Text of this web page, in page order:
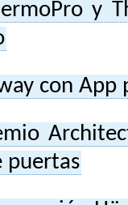
y
con App
puertas